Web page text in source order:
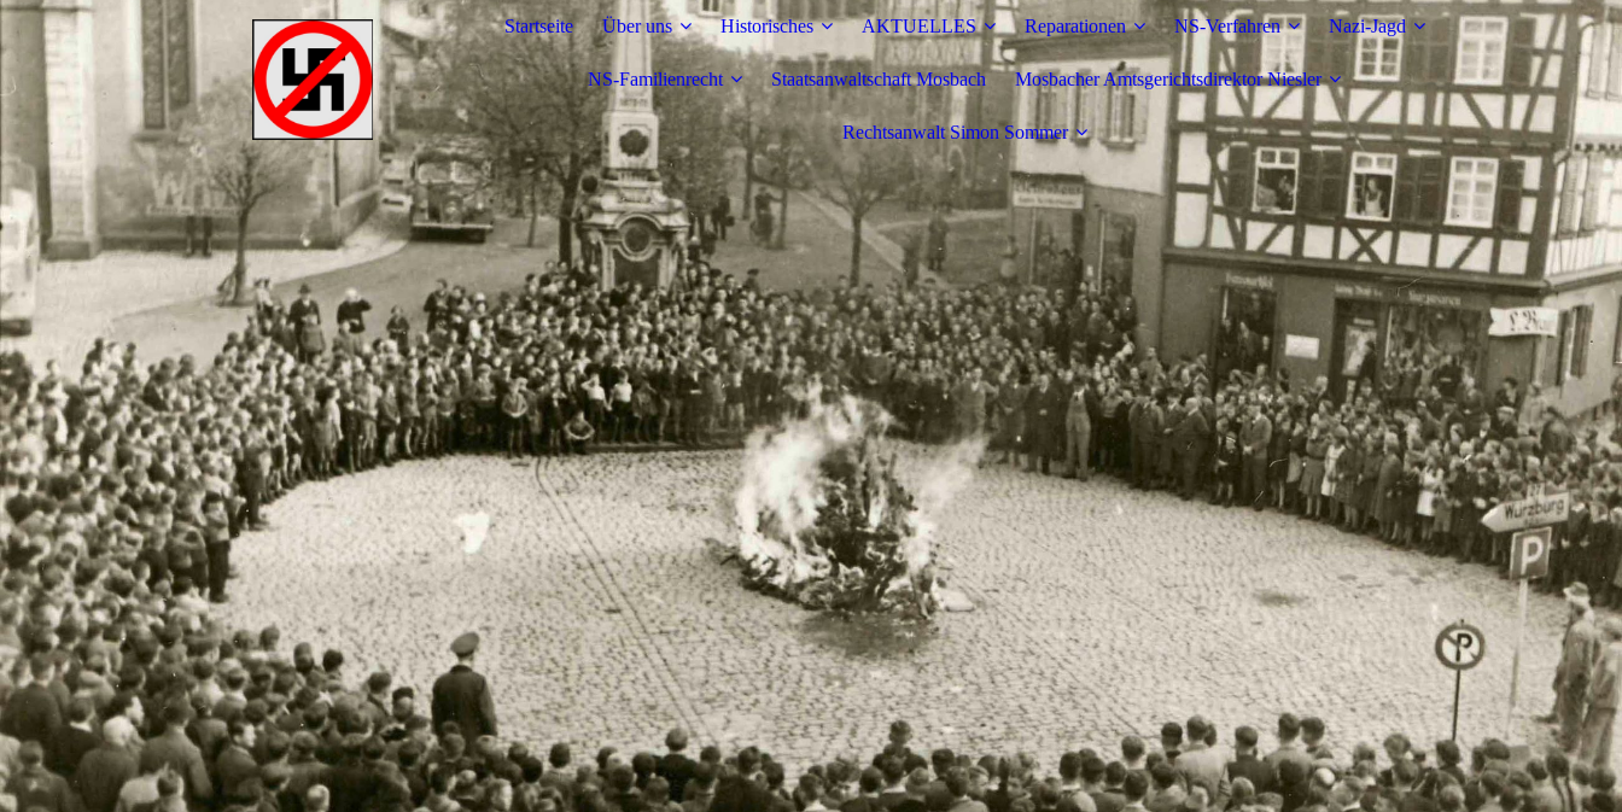
Startseite Über uns Historisches AKTUELLES Reparationen NS-Verfahren Nazi-Jagd
NS-Familienrecht Staatsanwaltschaft Mosbach Mosbacher Amtsgerichtsdirektor Niesler
Rechtsanwalt Simon Sommer